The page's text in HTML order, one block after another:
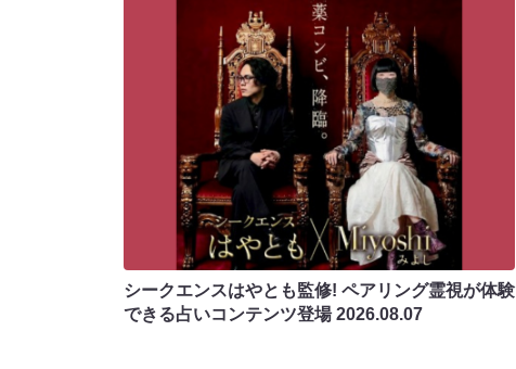
シークエンスはやとも監修! ペアリング霊視が体験
できる占いコンテンツ登場2026.08.07